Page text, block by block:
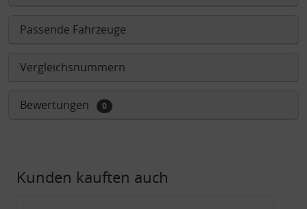
Passende Fahrzeuge
Vergleichsnummern
Bewertungen 0
Kunden kauften auch